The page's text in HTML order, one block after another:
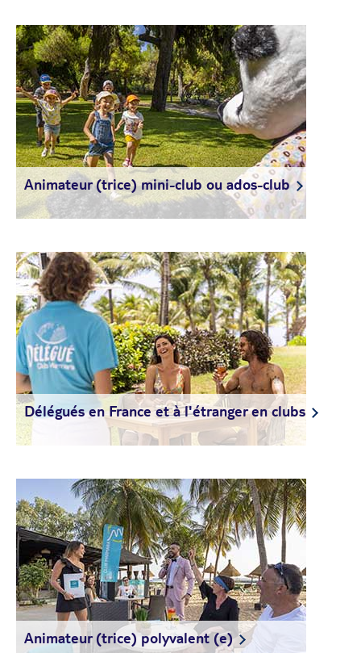
Animateur (trice) mini-club ou ados-club
Délégués en France et à l'étranger en clubs
Animateur (trice) polyvalent (e)